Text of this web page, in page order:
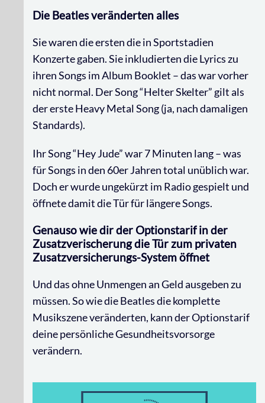
Die Beatles veränderten alles
Sie waren die ersten die in Sportstadien
Konzerte gaben. Sie inkludierten die Lyrics zu
ihren Songs im Album Booklet – das war vorher
nicht normal. Der Song “Helter Skelter” gilt als
der erste Heavy Metal Song (ja, nach damaligen
Standards).
Ihr Song “Hey Jude” war 7 Minuten lang – was
für Songs in den 60er Jahren total unüblich war.
Doch er wurde ungekürzt im Radio gespielt und
öffnete damit die Tür für längere Songs.
Genauso wie dir der Optionstarif in der
Zusatzverischerung die Tür zum privaten
Zusatzversicherungs-System öffnet
Und das ohne Unmengen an Geld ausgeben zu
müssen. So wie die Beatles die komplette
Musikszene veränderten, kann der Optionstarif
deine persönliche Gesundheitsvorsorge
verändern.